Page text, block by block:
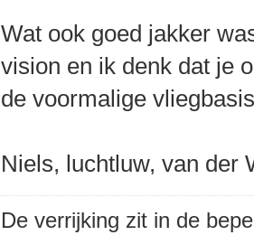
Wat ook goed jakker
vision en ik denk dat je
de voormalige
Niels, luchtluw, van der
De verrijking zit in de